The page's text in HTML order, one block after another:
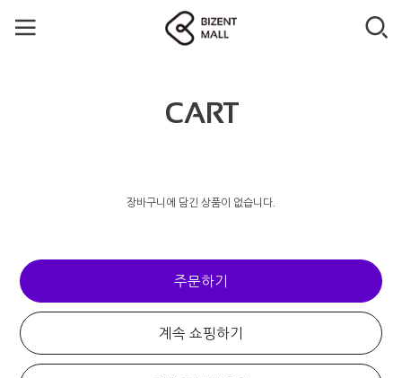
CART
장바구니에 담긴 상품이 없습니다.
주문하기
계속 쇼핑하기